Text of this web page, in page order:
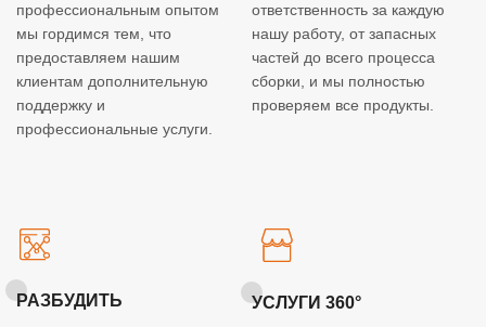
профессиональным опытом
мы гордимся тем, что
предоставляем нашим
клиентам дополнительную
поддержку и
профессиональные услуги.
ответственность за каждую
нашу работу, от запасных
частей до всего процесса
сборки, и мы полностью
проверяем все продукты.
РАЗБУДИТЬ УСЛУГИ 360°